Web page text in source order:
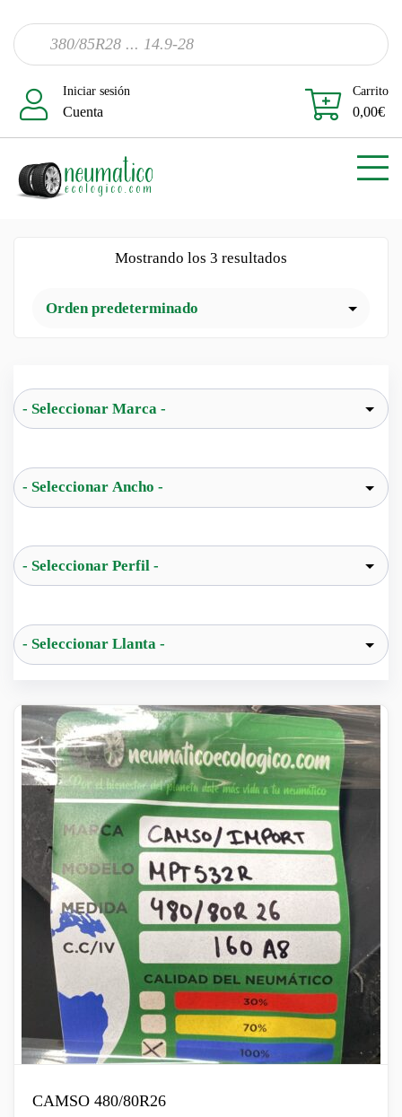
Iniciar sesión
Cuenta
Carrito
0,00€
Mostrando los 3 resultados
CAMSO 480/80R26